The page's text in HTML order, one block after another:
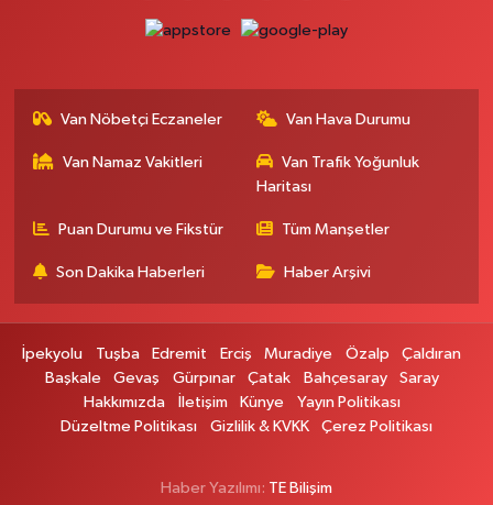
Ferhat Eczanesi
Akköprü mahallesi Beşyol mevkii sakatatçılar çarşısı altı şok market yanı
Gündüz Eczanesi
CUMHURİYET MAH. ATATÜRK CADDESİ NO:39 A
Merve Eczanesi
ZEYLAN CAD.BEKO BAYİ KARŞISI NO:13 MERVE ECZANESİ:ZEYLAN
Van Nöbetçi Eczaneler Van Hava Durumu
Van Namaz Vakitleri
Van Trafik Yoğunluk
Haritası
Puan Durumu ve Fikstür Tüm Manşetler
Son Dakika Haberleri Haber Arşivi
İpekyolu Tuşba Edremit Erciş Muradiye Özalp
Çaldıran
Başkale
Gevaş Gürpınar Çatak Bahçesaray
Saray
Hakkımızda
İletişim Künye
Yayın Politikası
Düzeltme Politikası
Gizlilik & KVKK Çerez Politikası
Haber Yazılımı: TE Bilişim